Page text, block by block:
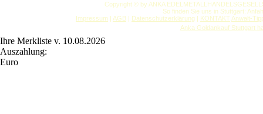
Copyright © by ANKA
So finden Sie uns in Stuttgart:
Impressum | AGB | Datenschutzerklärung | KONTAKT Anwalt-
Anka Goldankauf Stuttgart
Ihre Merkliste v. 10.08.2026
Auszahlung:
Euro